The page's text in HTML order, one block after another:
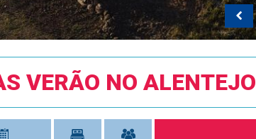
VERÃO NO ALENTEJO